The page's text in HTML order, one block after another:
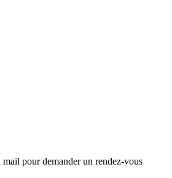
pour demander un rendez-vous